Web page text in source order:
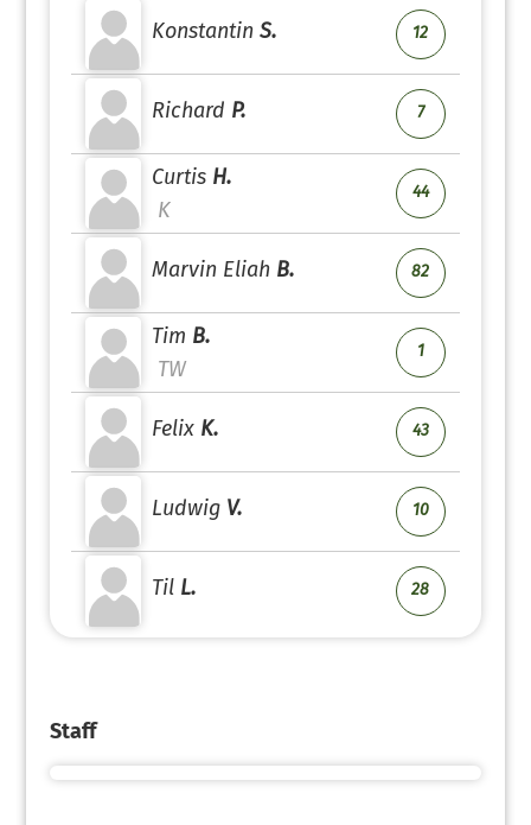
Konstantin S. 12
Richard P. 7
Curtis H.
K
44
Marvin Eliah B. 82
Tim B.
TW
1
Felix K. 43
Ludwig V. 10
Til L. 28
Staff